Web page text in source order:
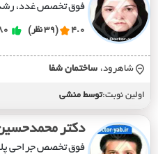
فوق تخصص غدد، رشد
4.0 (39 نظر)
شاهرود، ساختمان شفا
اولین نوبت:توسط منشی
دکتر
فوق تخصص جراحی